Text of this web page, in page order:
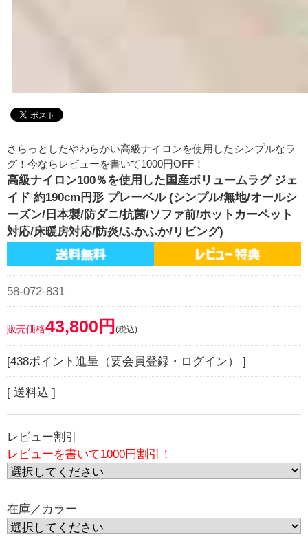
さらっとしたやわらかい高級ナイロンを使用したシンプルなラ
グ！今ならレビューを書いて1000円OFF！
高級ナイロン100％を使用した国産ボリュームラグ ジェ
イド 約190cm円形 プレーベル (シンプル/無地/オールシ
ーズン/日本製/防ダニ/抗菌/ソファ前/ホットカーペット
対応/床暖房対応/防炎/ふかふか/リビング)
58-072-831
販売価格43,800円 (税込)
[438ポイント進呈（要会員登録・ログイン） ]
[ 送料込 ]
レビュー割引
レビューを書いて1000円割引！
在庫／カラー